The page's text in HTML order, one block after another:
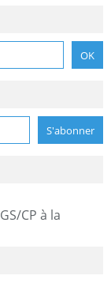
CP à la